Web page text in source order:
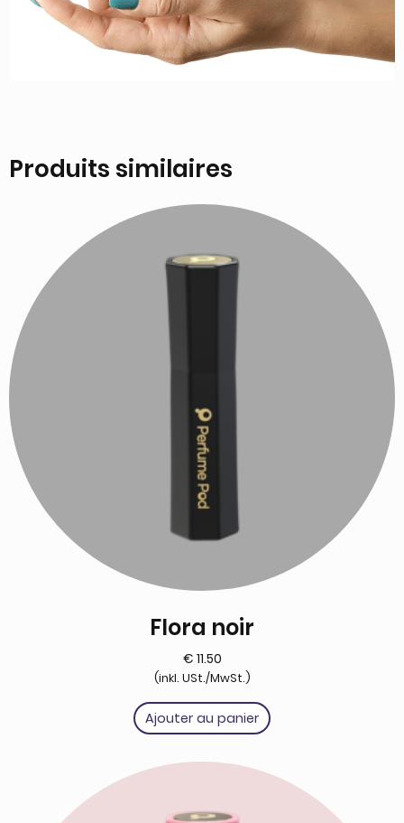
Produits similaires
Flora noir
€ 11.50
(inkl. USt./MwSt.)
Ajouter au panier